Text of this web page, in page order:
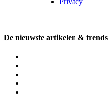
De nieuwste artikelen & trends